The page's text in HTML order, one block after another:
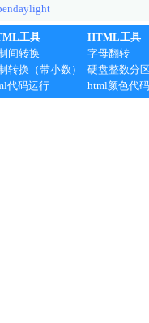
工具
间转换
转换（带小数）
代码运行
HTML工具
字母翻转
硬盘整数分
html颜色代码